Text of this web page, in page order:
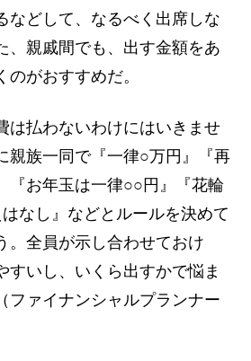
などして、なるべく出席しな
、親戚間でも、出す金額をあ
のがおすすめだ。
は払わないわけにはいきませ
親族一同で『一律○万円』『再
『お年玉は一律○○円』『花輪
なし』などとルールを決めて
。全員が示し合わせておけ
すいし、いくら出すかで悩ま
ファイナンシャルプランナー